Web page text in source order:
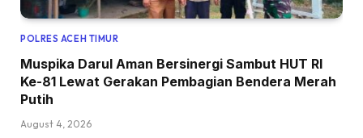
POLRES ACEH TIMUR
Muspika Darul Aman Bersinergi Sambut HUT RI
Ke-81 Lewat Gerakan Pembagian Bendera Merah
Putih
August 4, 2026